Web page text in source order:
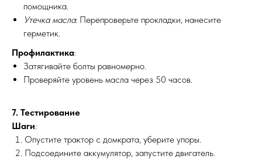
помощника.
Утечка масла: Перепроверьте прокладки, нанесите
герметик.
Профилактика:
Затягивайте болты равномерно.
Проверяйте уровень масла через 50 часов.
7. Тестирование
Шаги:
Опустите трактор с домкрата, уберите упоры.
Подсоедините аккумулятор, запустите двигатель.